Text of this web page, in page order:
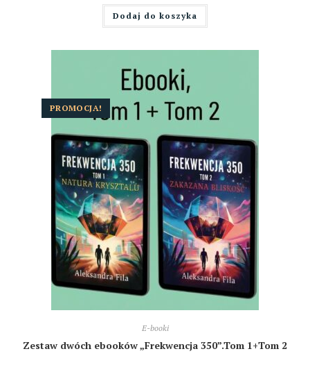
Dodaj do koszyka
PROMOCJA!
E-booki
Zestaw dwóch ebooków „Frekwencja 350”.Tom 1+Tom 2